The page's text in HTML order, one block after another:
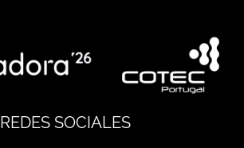
REDES SOCIALES